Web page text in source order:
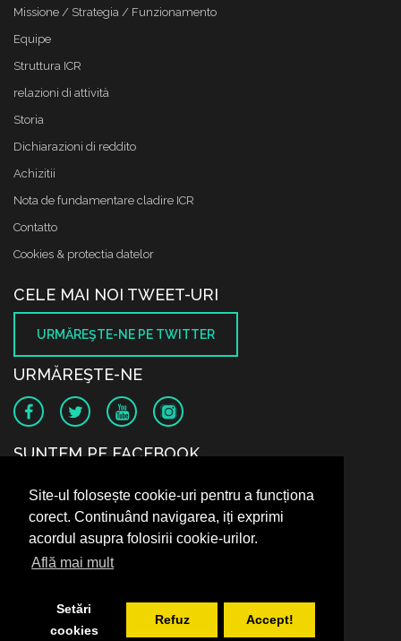
Site-ul folosește cookie-uri pentru a funcționa
corect. Continuând navigarea, iți exprimi
acordul asupra folosirii cookie-urilor.
Află mai mult
Setări
cookies
Refuz Accept!
Missione / Strategia / Funzionamento
Equipe
Struttura ICR
relazioni di attività
Storia
Dichiarazioni di reddito
Achizitii
Nota de fundamentare cladire ICR
Contatto
Cookies & protectia datelor
CELE MAI NOI TWEET-URI
URMĂREŞTE-NE PE TWITTER
URMĂREŞTE-NE
SUNTEM PE FACEBOOK